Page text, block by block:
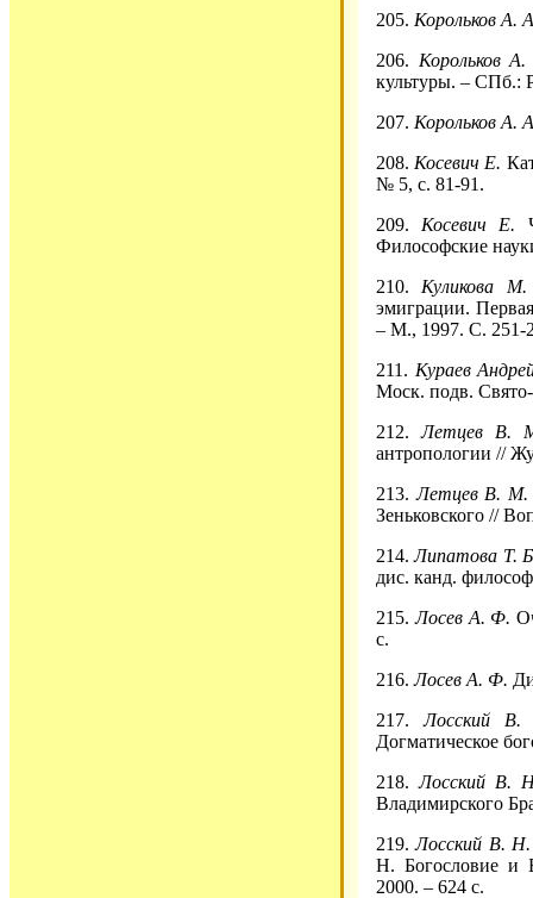
205. Корольков А.
206. Корольков
культуры. – СПб.:
207. Корольков А.
208. Косевич Е.
№ 5, с. 81-91.
209. Косевич Е.
Философские
210. Куликова
эмиграции.
– М., 1997. С. 251-
211. Кураев
Моск. подв.
212.Летцев В.
антропологии //
213.Летцев В. М.
Зеньковского //
214.Липатова Т.
дис. канд.
215.Лосев А. Ф.
с.
216.Лосев А. Ф.
217.Лосский
Догматическое
218.Лосский В.
Владимирского
219.Лосский В.
Н. Богословие и
2000. – 624 с.